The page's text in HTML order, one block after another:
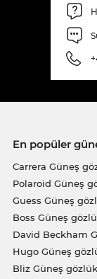
En popüler
Carrera Güneş
Polaroid Güneş
Guess Güneş
Boss Güneş
David Beckham
Hugo Güneş
Bliz Güneş